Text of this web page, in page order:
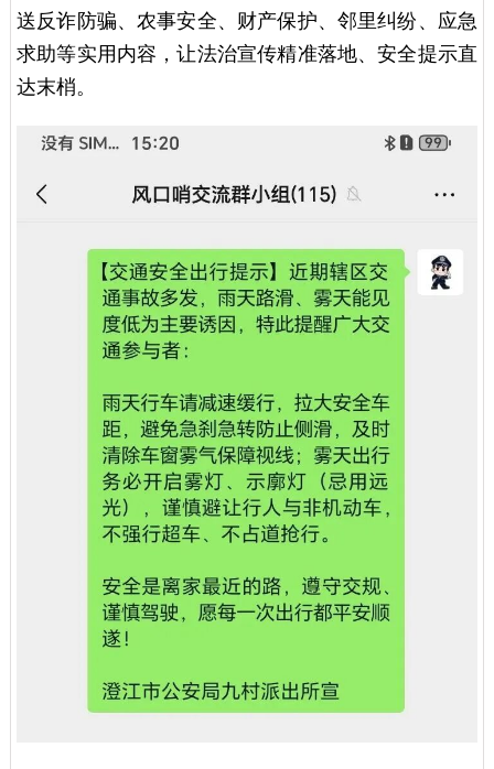
送反诈防骗、农事安全、财产保护、邻里纠纷、应急
求助等实用内容，让法治宣传精准落地、安全提示直
达末梢。